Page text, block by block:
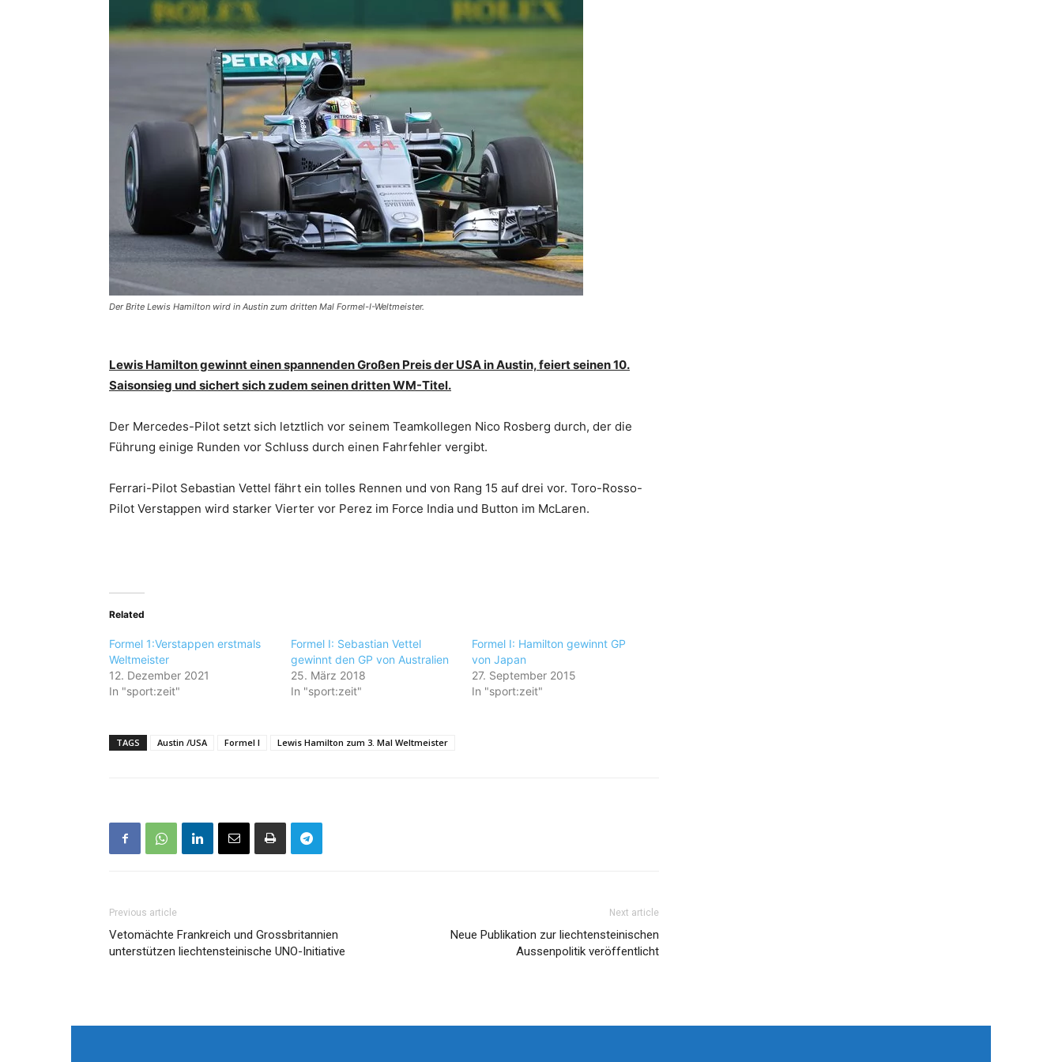
Der Brite Lewis Hamilton wird in Austin zum dritten Mal Formel-I-Weltmeister.
Lewis Hamilton gewinnt einen spannenden Großen Preis der USA in Austin, feiert seinen 10.
Saisonsieg und sichert sich zudem seinen dritten WM-Titel.
Der Mercedes-Pilot setzt sich letztlich vor seinem Teamkollegen Nico Rosberg durch, der die
Führung einige Runden vor Schluss durch einen Fahrfehler vergibt.
Ferrari-Pilot Sebastian Vettel fährt ein tolles Rennen und von Rang 15 auf drei vor. Toro-Rosso-
Pilot Verstappen wird starker Vierter vor Perez im Force India und Button im McLaren.
Related
Formel 1:Verstappen erstmals
Weltmeister
12. Dezember 2021
In "sport:zeit"
Formel I: Sebastian Vettel
gewinnt den GP von Australien
25. März 2018
In "sport:zeit"
Formel I: Hamilton gewinnt GP
von Japan
27. September 2015
In "sport:zeit"
TAGS Austin /USA Formel I Lewis Hamilton zum 3. Mal Weltmeister
Previous article
Vetomächte Frankreich und Grossbritannien
unterstützen liechtensteinische UNO-Initiative
Next article
Neue Publikation zur liechtensteinischen
Aussenpolitik veröffentlicht